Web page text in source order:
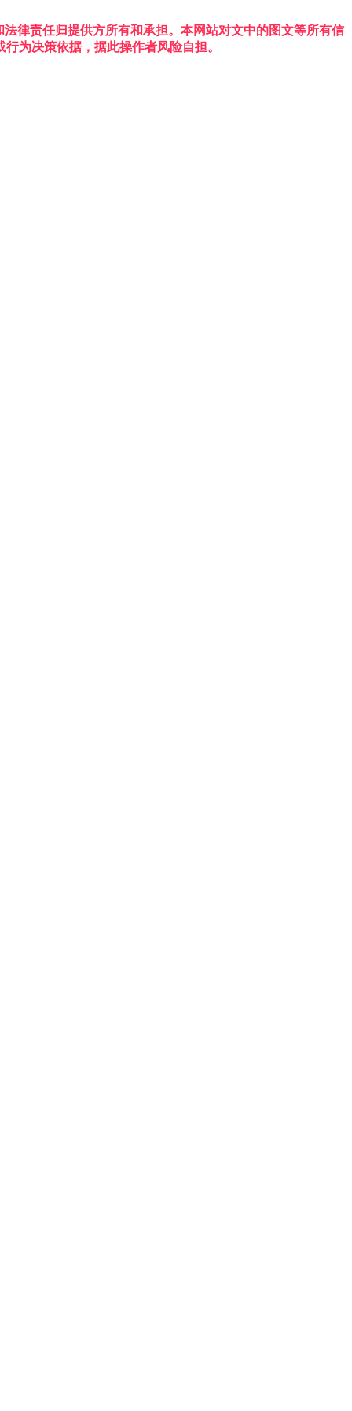
律责任归提供方所有和承担。本网站对文中的图文等所有信
为决策依据，据此操作者风险自担。